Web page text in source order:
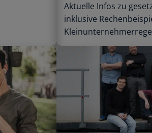
Aktuelle Infos zu
inklusive